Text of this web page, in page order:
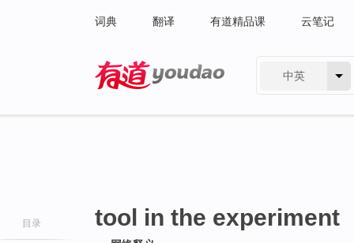
词典 翻译 有道精品课 云笔记
中英
目录 tool in the experiment